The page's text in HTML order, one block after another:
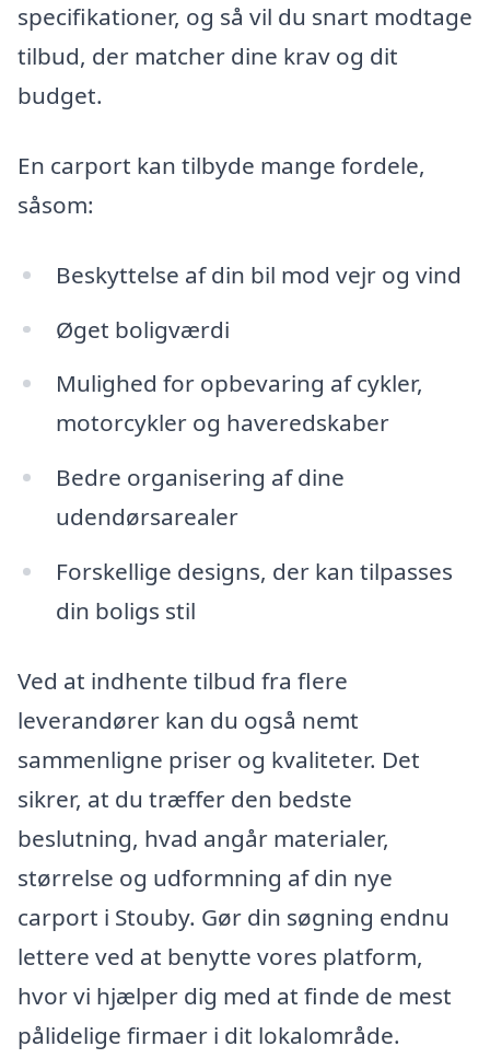
specifikationer, og så vil du snart modtage
tilbud, der matcher dine krav og dit
budget.
En carport kan tilbyde mange fordele,
såsom:
Beskyttelse af din bil mod vejr og vind
Øget boligværdi
Mulighed for opbevaring af cykler,
motorcykler og haveredskaber
Bedre organisering af dine
udendørsarealer
Forskellige designs, der kan tilpasses
din boligs stil
Ved at indhente tilbud fra flere
leverandører kan du også nemt
sammenligne priser og kvaliteter. Det
sikrer, at du træffer den bedste
beslutning, hvad angår materialer,
størrelse og udformning af din nye
carport i Stouby. Gør din søgning endnu
lettere ved at benytte vores platform,
hvor vi hjælper dig med at finde de mest
pålidelige firmaer i dit lokalområde.